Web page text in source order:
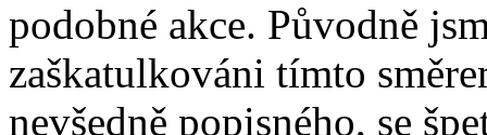
podobné akce. Původně
zaškatulkováni tímto
nevšedně popisného, se